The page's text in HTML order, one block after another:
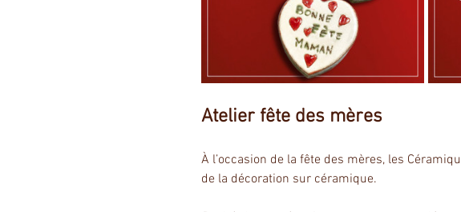
Atelier fête des mères
À l’occasion de la fête des mères, les
de la décoration sur céramique.